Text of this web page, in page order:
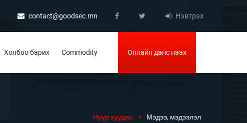
contact@goodsec.mn Нэвтрэх
Холбоо барих Commodity Онлайн данс нээх
Нүүр хуудас Мэдээ, мэдээлэл